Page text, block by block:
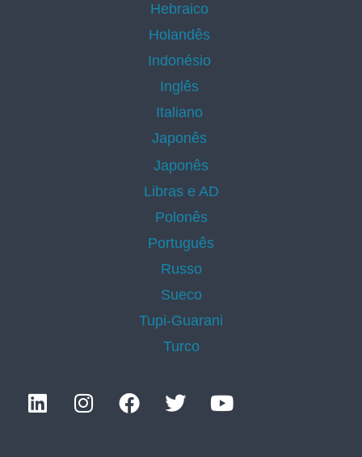
Hebraico
Holandês
Indonésio
Inglês
Italiano
Japonês
Japonês
Libras e AD
Polonês
Português
Russo
Sueco
Tupi-Guarani
Turco